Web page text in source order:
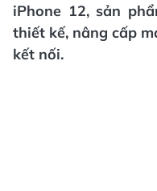
iPhone 12, sản
thiết kế, nâng cấp
kết nối.